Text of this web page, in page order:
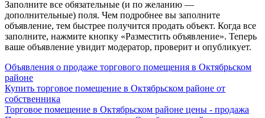
Заполните все обязательные (и по желанию —
дополнительные) поля. Чем подробнее вы заполните
объявление, тем быстрее получится продать объект. Когда все
заполните, нажмите кнопку «Разместить объявление». Теперь
ваше объявление увидит модератор, проверит и опубликует.
Объявления о продаже торгового помещения в Октябрьском
районе
Купить торговое помещение в Октябрьском районе от
собственника
Торговое помещение в Октябрьском районе цены - продажа